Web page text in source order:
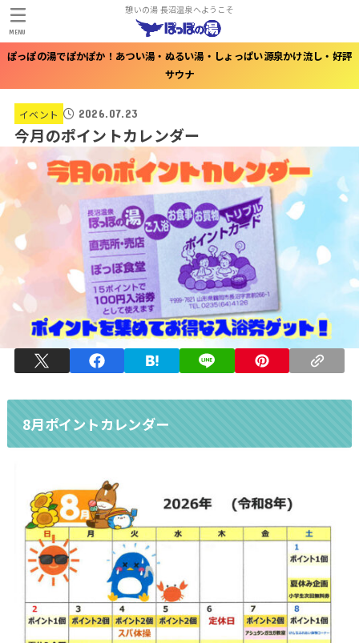
憩いの湯 長沼温泉へようこそ
MENU
ぽっぽの湯でぽかぽか！あつい湯・ぬるい湯・しょっぱい源泉かけ流し・好評
サウナ
イベント 2026.07.23
今月のポイントカレンダー
8月ポイントカレンダー